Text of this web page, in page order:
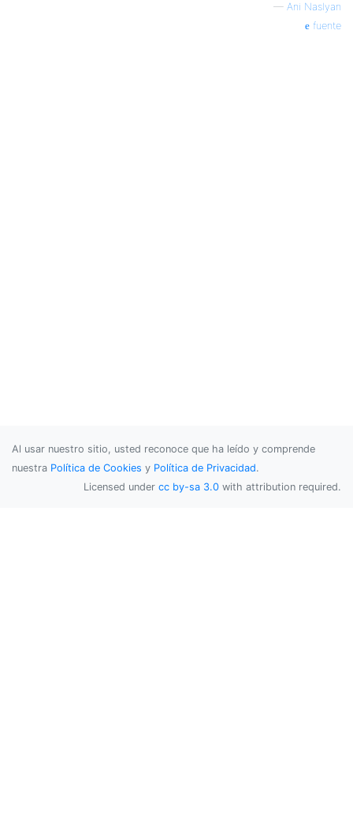
— Ani Naslyan
fuente
Al usar nuestro sitio, usted reconoce que ha leído y comprende
nuestra Política de Cookies y Política de Privacidad.
Licensed under cc by-sa 3.0 with attribution required.